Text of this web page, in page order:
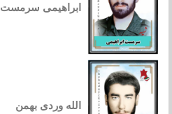
ابراهیمی سرمست
الله وردی بهمن